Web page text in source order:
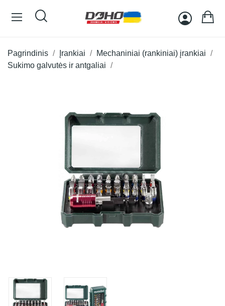
Pagrindinis Įrankiai
Mechaniniai (rankiniai) įrankiai
Sukimo galvutės ir antgaliai